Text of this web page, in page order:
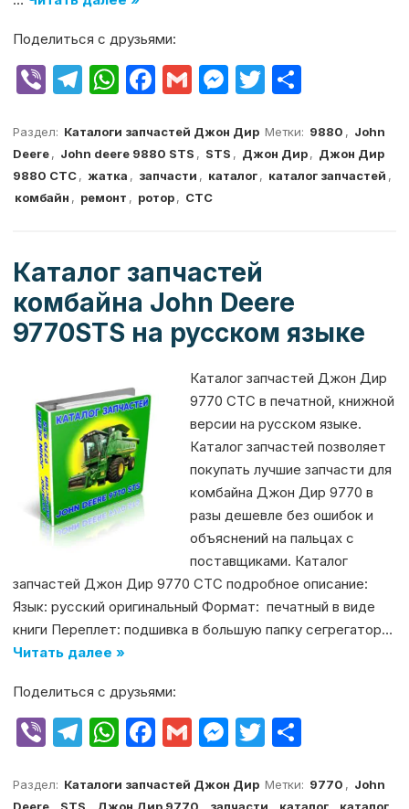
Поделиться с друзьями:
V
er
T
e
g
ra
W
at
s
A
F
c
e
b
k
G
ai
l
M
s
s
er
T
it
te
п
р
Раздел: Каталоги запчастей Джон Дир Метки: 9880 , John
Deere, John deere 9880 STS , STS , Джон Дир, Джон Дир
9880 СТС, жатка , запчасти , каталог, каталог запчастей ,
комбайн , ремонт , ротор, СТС
Каталог запчастей
комбайна John Deere
9770STS на русском языке
Каталог запчастей Джон Дир
9770 СТС в печатной, книжной
версии на русском языке.
Каталог запчастей позволяет
покупать лучшие запчасти для
комбайна Джон Дир 9770 в
разы дешевле без ошибок и
объяснений на пальцах с
поставщиками. Каталог
запчастей Джон Дир 9770 СТС подробное описание:
Язык: русский оригинальный Формат: печатный в виде
книги Переплет: подшивка в большую папку сегрегатор…
Читать далее »
Поделиться с друзьями:
V
er
T
e
W
at
F
c
G
ai
M
s
T
it п
Раздел: Каталоги запчастей Джон Дир Метки: 9770 , John